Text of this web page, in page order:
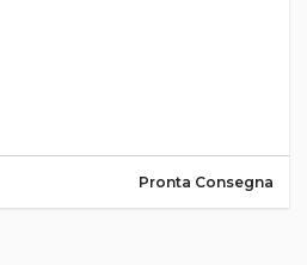
Pronta Consegna